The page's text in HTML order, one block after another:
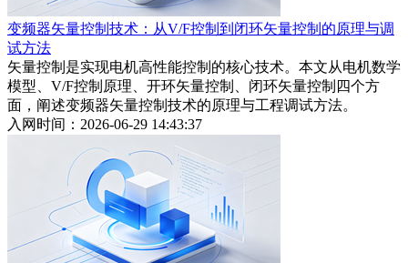
变频器矢量控制技术：从V/F控制到闭环矢量控制的原理与调
试方法
矢量控制是实现电机高性能控制的核心技术。本文从电机数学
模型、V/F控制原理、开环矢量控制、闭环矢量控制四个方
面，阐述变频器矢量控制技术的原理与工程调试方法。
入网时间：2026-06-29 14:43:37